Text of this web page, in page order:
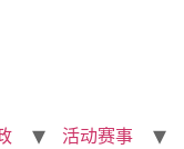
活动赛事